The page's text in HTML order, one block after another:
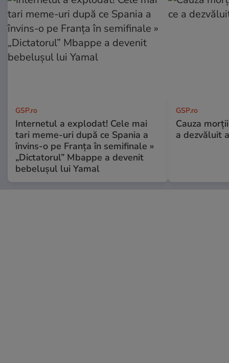
GSP.ro
Internetul a explodat! Cele mai
tari meme-uri după ce Spania a
învins-o pe Franța în semifinale »
„Dictatorul” Mbappe a devenit
bebelușul lui Yamal
GSP.ro
Cauza
a dezvăluit